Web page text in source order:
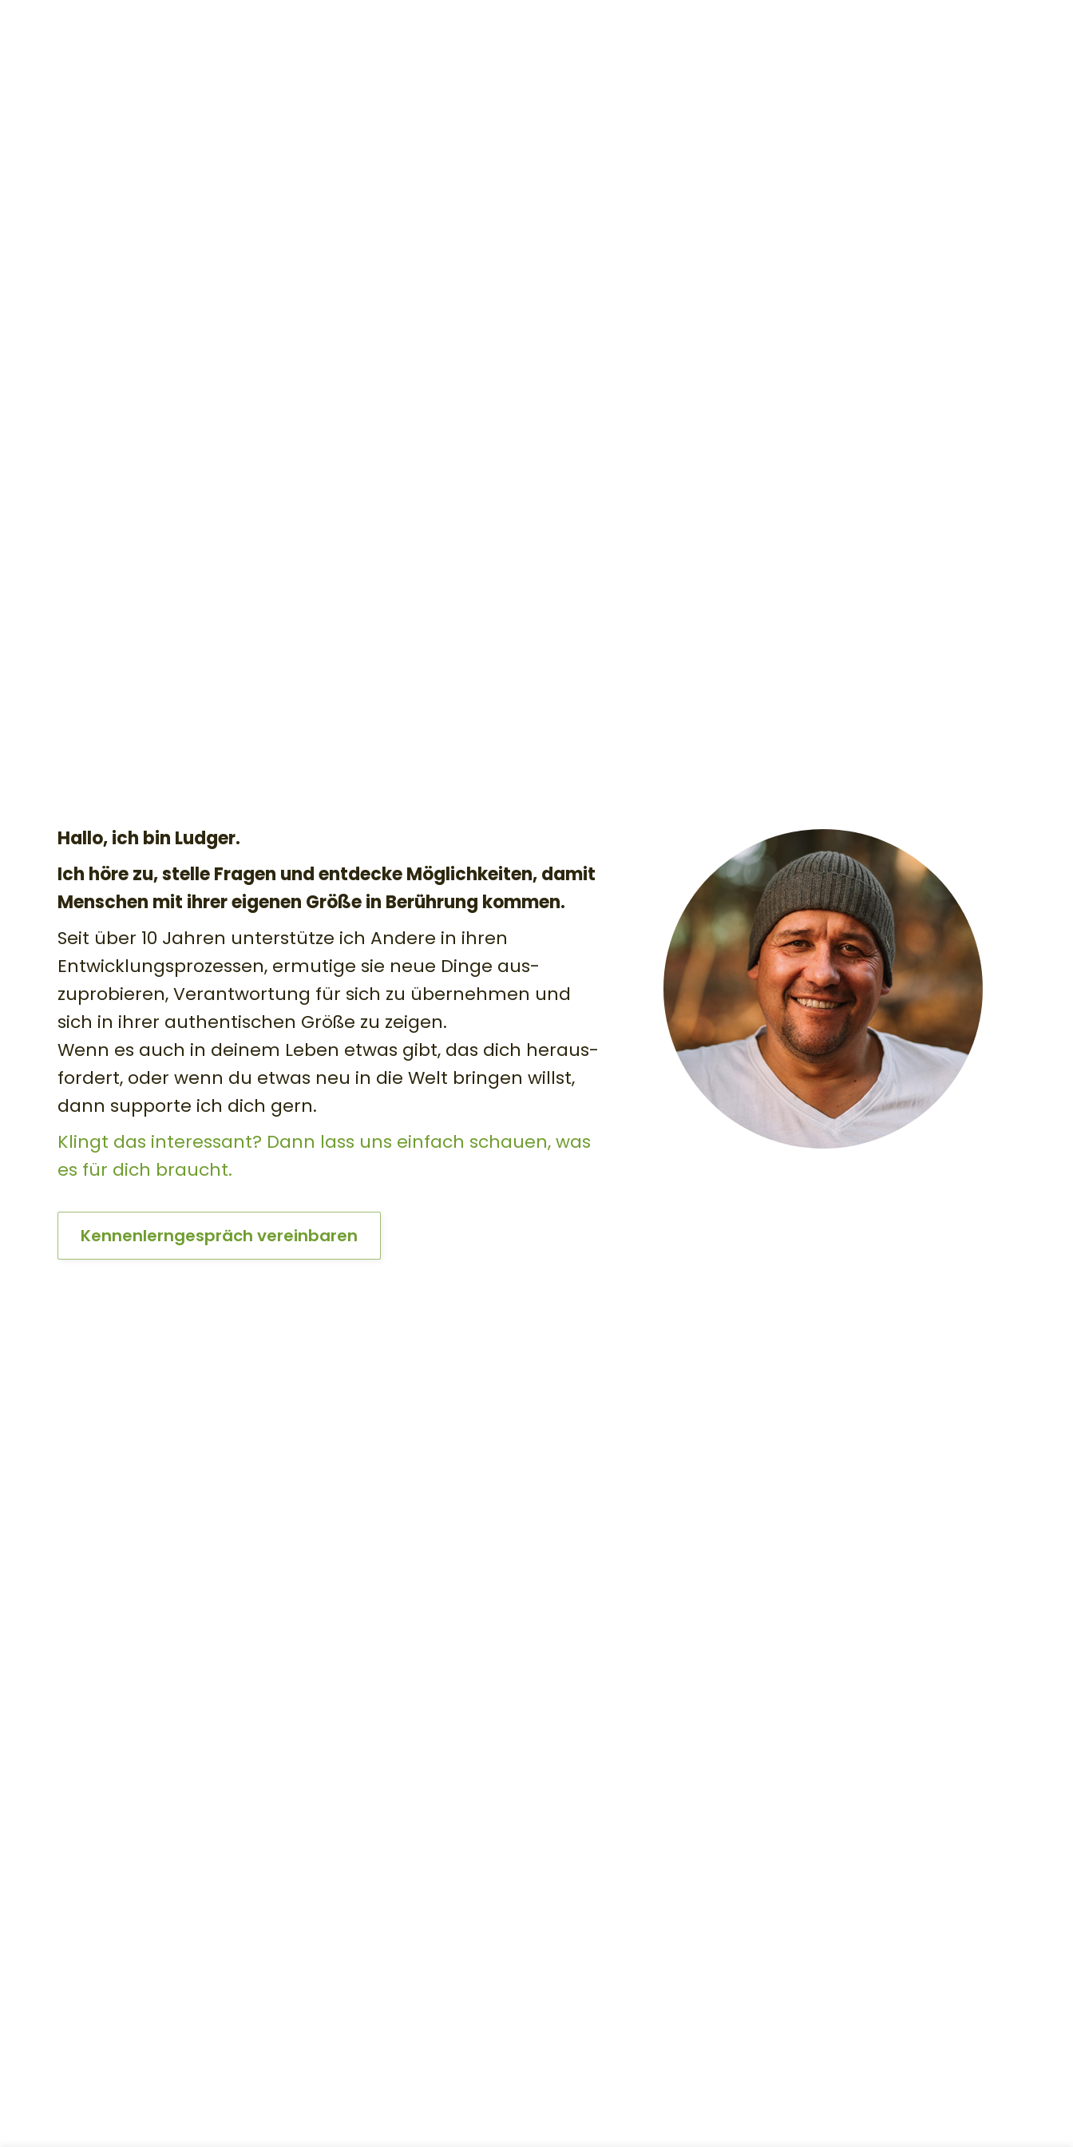
Hallo, ich bin Ludger.
Ich höre zu, stelle Fragen und entdecke Möglichkeiten, damit
Menschen mit ihrer eigenen Größe in Berührung kommen.
Seit über 10 Jahren unterstütze ich Andere in ihren
Entwicklungs­prozessen, ermutige sie neue Dinge aus­
zuprobieren, Verantwortung für sich zu übernehmen und
sich in ihrer authentischen Größe zu zeigen.
Wenn es auch in deinem Leben etwas gibt, das dich heraus­
fordert, oder wenn du etwas neu in die Welt bringen willst,
dann supporte ich dich gern.
Klingt das interessant? Dann lass uns einfach schauen, was
es für dich braucht.
Kennenlerngespräch vereinbaren